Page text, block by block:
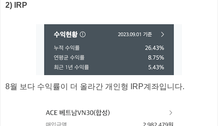
2) IRP
8월 보다 수익률이 더 올라간 개인형 IRP계좌입니다.